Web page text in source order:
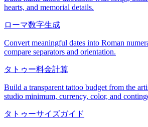
hearts, and memorial details.
ローマ数字生成
Convert meaningful dates into Roman
compare separators and orientation.
タトゥー料金計算
Build a transparent tattoo budget from the
studio minimum, currency, color, and
タトゥーサイズガイド